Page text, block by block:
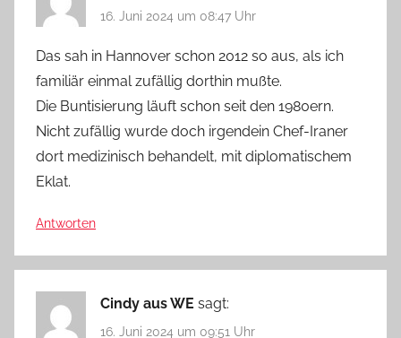
16. Juni 2024 um 08:47 Uhr
Das sah in Hannover schon 2012 so aus, als ich
familiär einmal zufällig dorthin mußte.
Die Buntisierung läuft schon seit den 1980ern.
Nicht zufällig wurde doch irgendein Chef-Iraner
dort medizinisch behandelt, mit diplomatischem
Eklat.
Antworten
Cindy aus WE sagt:
16. Juni 2024 um 09:51 Uhr